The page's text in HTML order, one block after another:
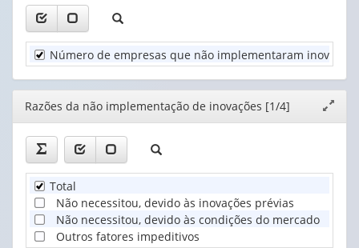
Unidade
Territorial
(1)
Atividades
da
indústria
e
dos
serviço...
Número de empresas que não implementaram
Editor
janela
Razões da não implementação de inovações [1/4]
Total
Não necessitou, devido às inovações prévias
Não necessitou, devido às condições do mercado
Outros fatores impeditivos